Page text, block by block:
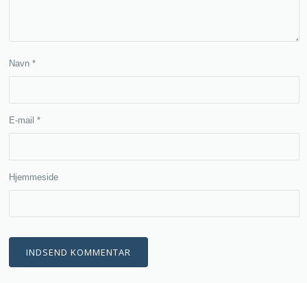
Navn*
E-mail*
Hjemmeside